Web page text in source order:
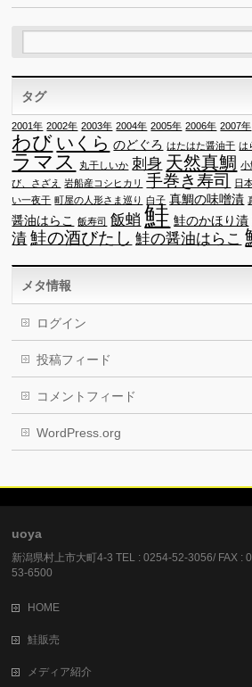
タグ
2001年 2002年 2003年 2004年 2005年 2006年 2007年
わび いくら のどぐろ はたはた醤油干 は
ラマス
丸干しいか 刺身 天然真鯛
び、さざえ
岩船産コシヒカリ 手巻き寿司 日
い一夜干 町屋の人形さま巡り 白子 真鯛の味噌漬
醤油はらこ 飯寿司 飯蛸 鮭 鮭のかほり漬
漬 鮭の酒びたし 鮭の醤油はらこ
メタ情報
ログイン
投稿フィード
コメントフィード
WordPress.org
uoya
新潟県村上市大町4-3 TEL : 0254-52-3056/ FAX :
53-6500
HOME
鮭販売
メディア紹介